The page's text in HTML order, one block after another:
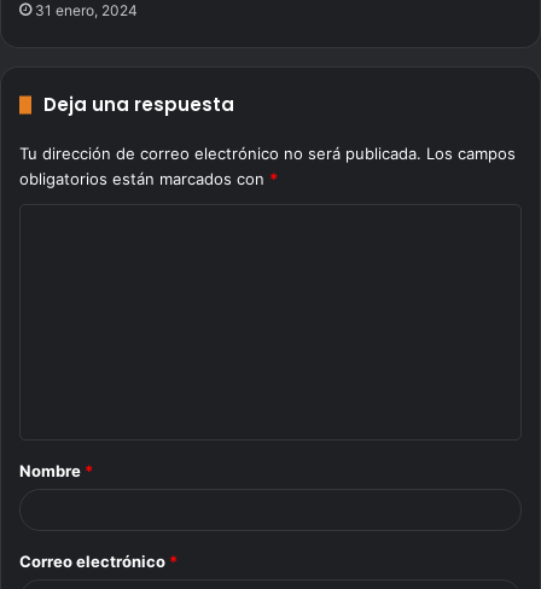
31 enero, 2024
Deja una respuesta
Tu dirección de correo electrónico no será publicada. Los campos
obligatorios están marcados con *
r
Nombre *
Correo electrónico *